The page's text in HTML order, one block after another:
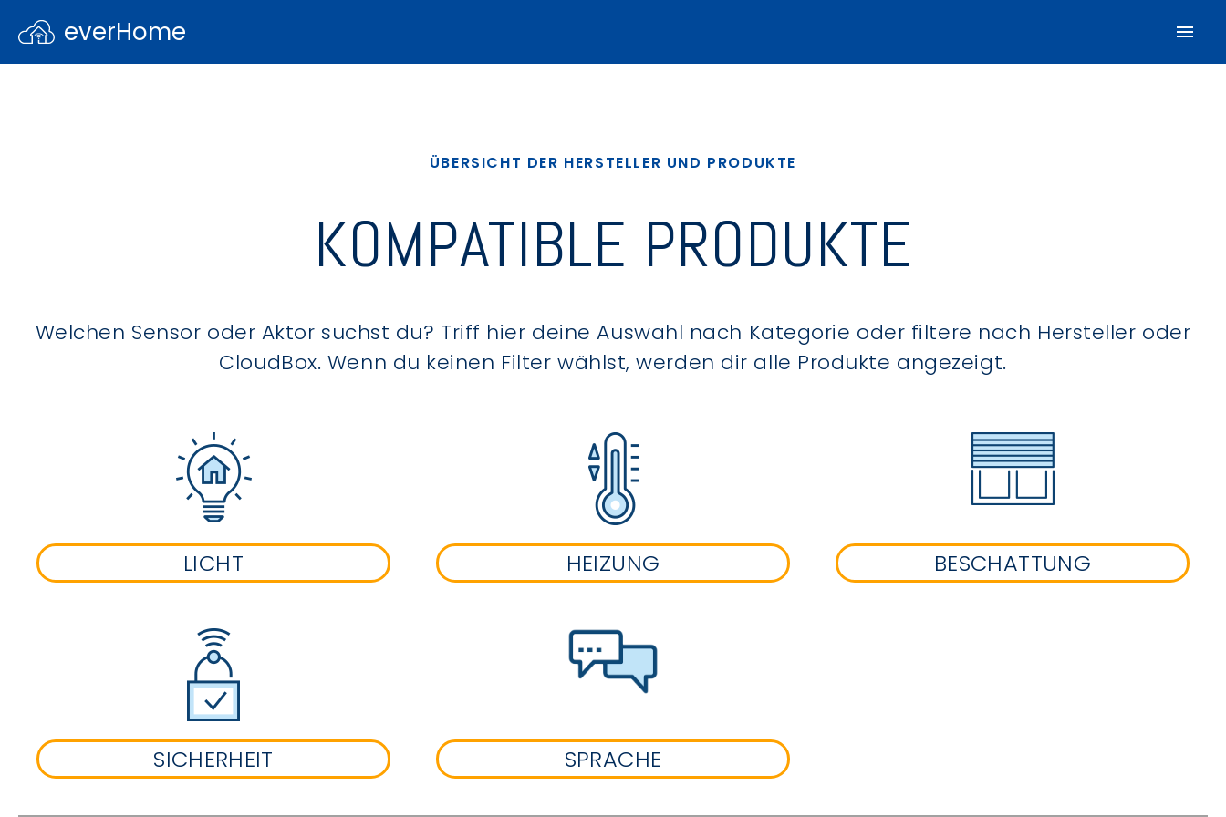
everHome
ÜBERSICHT DER HERSTELLER UND PRODUKTE
KOMPATIBLE PRODUKTE
Welchen Sensor oder Aktor suchst du? Triff hier deine Auswahl nach Kategorie oder filtere nach Hersteller oder
CloudBox. Wenn du keinen Filter wählst, werden dir alle Produkte angezeigt.
LICHT HEIZUNG BESCHATTUNG
SICHERHEIT SPRACHE